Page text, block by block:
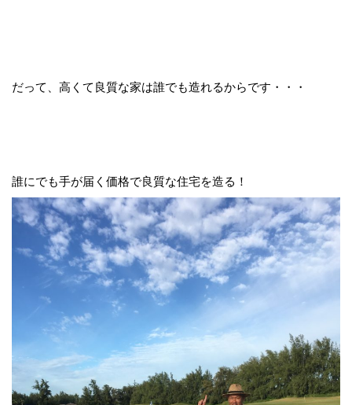
だって、高くて良質な家は誰でも造れるからです・・・
誰にでも手が届く価格で良質な住宅を造る！